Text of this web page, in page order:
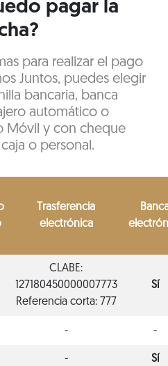
pagar la
para realizar el pago
Juntos, puedes elegir
bancaria, banca
automático o
Móvil y con cheque
o personal.
Trasferencia
electrónica
CLABE:
127180450000007773
Referencia corta: 777
Sí
- -
- Sí